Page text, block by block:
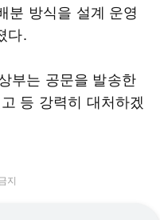
분 방식을 설계 운영
다.
부는 공문을 발송한
등 강력히 대처하겠
지